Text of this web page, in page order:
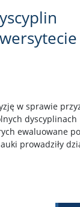
w sprawie
dyscyplinach
ewaluowane
prowadziły